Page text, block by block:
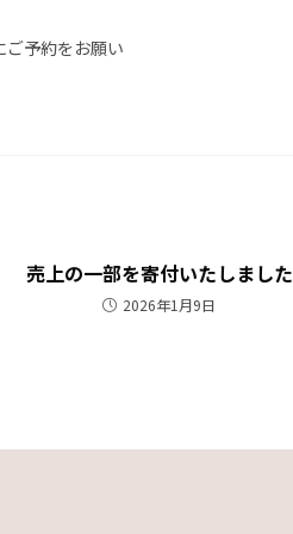
予約をお願い
売上の一部を寄付いたしました
2026年1月9日